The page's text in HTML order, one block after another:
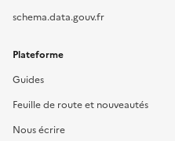
schema.data.gouv.fr
Plateforme
Guides
Feuille de route et nouveautés
Nous écrire